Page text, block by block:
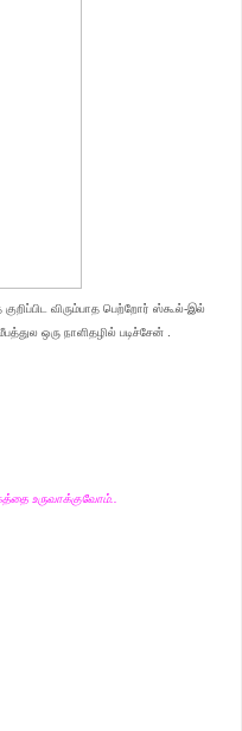
விரும்பாத பெற்றோர் ஸ்கூல்-இல்
ஒரு நாளிதழில் படிச்சேன் .
உருவாக்குவோம்..